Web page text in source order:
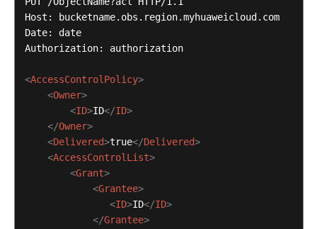
对
象
ACL
设
置
对
象
ACL
获
Host: bucketname.obs.region.myhuaweicloud.com
Date: date
Authorization: authorization
<AccessControlPolicy>
<Owner>
<ID>ID</ID>
</Owner>
<Delivered>true</Delivered>
<AccessControlList>
<Grant>
<Grantee>
<ID>ID</ID>
</Grantee>